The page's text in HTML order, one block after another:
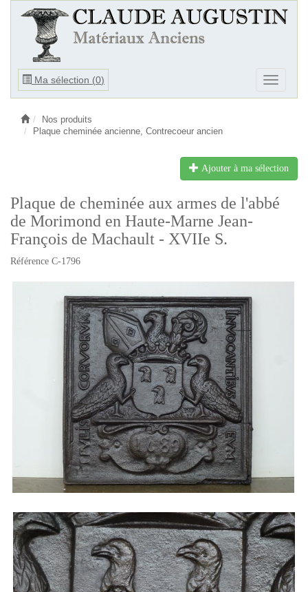
Ma sélection (0)
Ouvrir
Ouvrir
le
Nos produits
Plaque cheminée ancienne, Contrecoeur ancien
Ajouter à ma sélection
Plaque de cheminée aux armes de l'abbé
de Morimond en Haute-Marne Jean-
François de Machault - XVIIe S.
Référence C-1796